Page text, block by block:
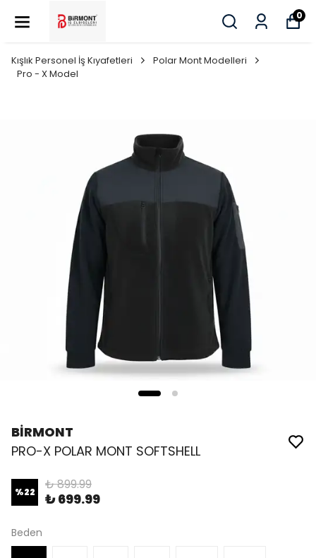
0
Kışlık Personel İş Kıyafetleri
Polar Mont Modelleri
Pro - X Model
BİRMONT
PRO-X POLAR MONT SOFTSHELL
%22 ₺ 899.99
₺ 699.99
Beden